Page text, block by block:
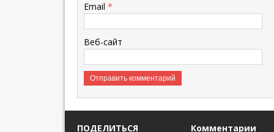
Email *
Веб-сайт
ПОДЕЛИТЬСЯ Комментарии